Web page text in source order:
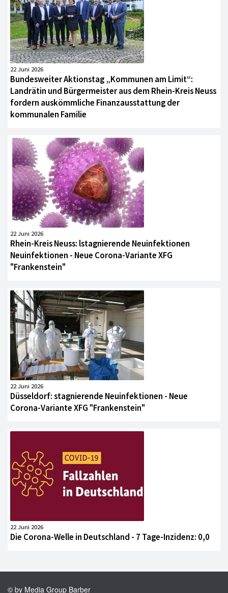
22 Juni 2026
Bundesweiter Aktionstag „Kommunen am Limit“:
Landrätin und Bürgermeister aus dem Rhein-Kreis Neuss
fordern auskömmliche Finanzausstattung der
kommunalen Familie
22 Juni 2026
Rhein-Kreis Neuss: lstagnierende Neuinfektionen
Neuinfektionen - Neue Corona-Variante XFG
"Frankenstein"
22 Juni 2026
Düsseldorf: stagnierende Neuinfektionen - Neue
Corona-Variante XFG "Frankenstein"
22 Juni 2026
Die Corona-Welle in Deutschland - 7 Tage-Inzidenz: 0,0
© by Media Group Barber